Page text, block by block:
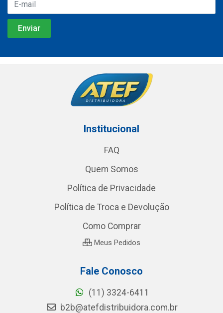
Institucional
FAQ
Quem Somos
Política de Privacidade
Política de Troca e Devolução
Como Comprar
Meus Pedidos
Fale Conosco
(11) 3324-6411
b2b@atefdistribuidora.com.br